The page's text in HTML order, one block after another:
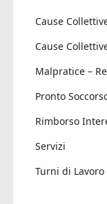
Cause
Cause
Malpratice –
Pronto
Rimborso
Servizi
Turni di